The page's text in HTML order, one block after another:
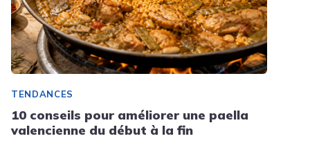
TENDANCES
10 conseils pour améliorer une paella
valencienne du début à la fin